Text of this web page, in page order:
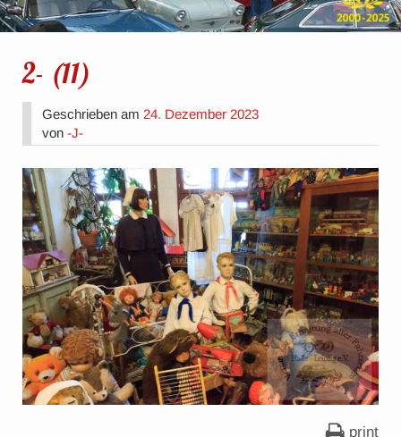
2- (11)
Geschrieben am 24. Dezember 2023
von-J-
print